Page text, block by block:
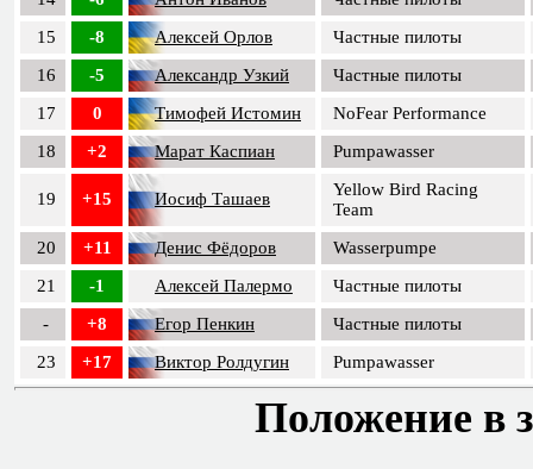
15
-8 Алексей Орлов
Частные пилоты
16
-5 Александр Узкий
Частные пилоты
17
0 Тимофей Истомин
NoFear Performance
18
+2 Марат Каспиан Pumpawasser
19 +15 Иосиф Ташаев
Yellow Bird Racing
Team
20
+11 Денис Фёдоров
Wasserpumpe
21
-1 Алексей Палермо
Частные пилоты
-
+8 Егор Пенкин
Частные пилоты
23
+17 Виктор Ролдугин Pumpawasser
Положение в